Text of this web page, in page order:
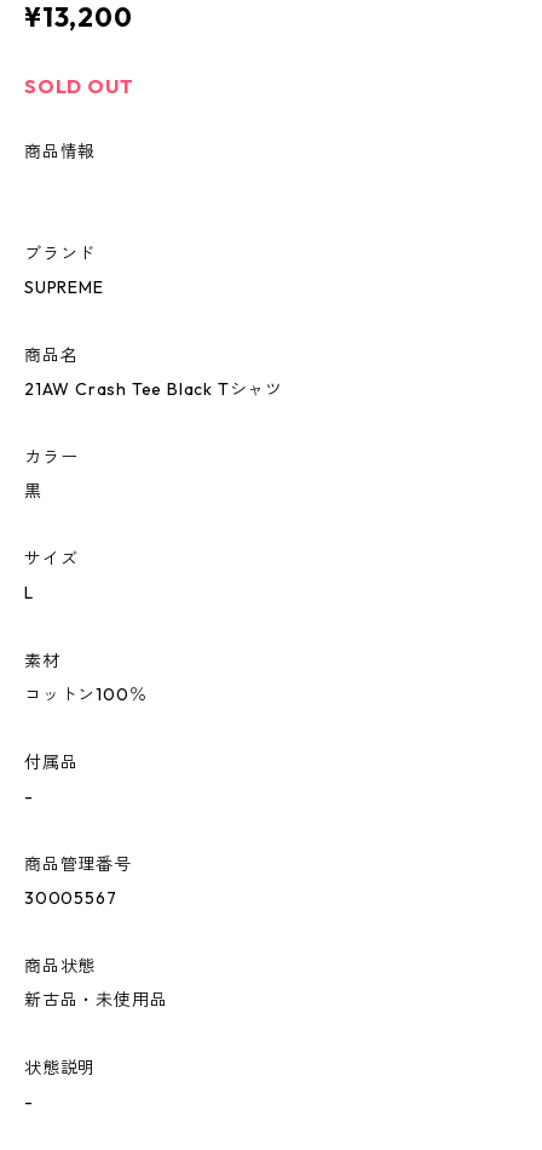
¥13,200
SOLD OUT
商品情報
ブランド
SUPREME
商品名
21AW Crash Tee Black Tシャツ
カラー
黒
サイズ
L
素材
コットン100％
付属品
-
商品管理番号
30005567
商品状態
新古品・未使用品
状態説明
-